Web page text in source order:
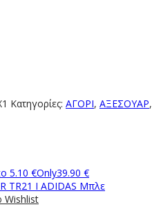
Κατηγορίες: ΑΓΟΡΙ, ΑΞΕΣΟΥΑΡ,
5.10 €Only39.90 €
Wishlist